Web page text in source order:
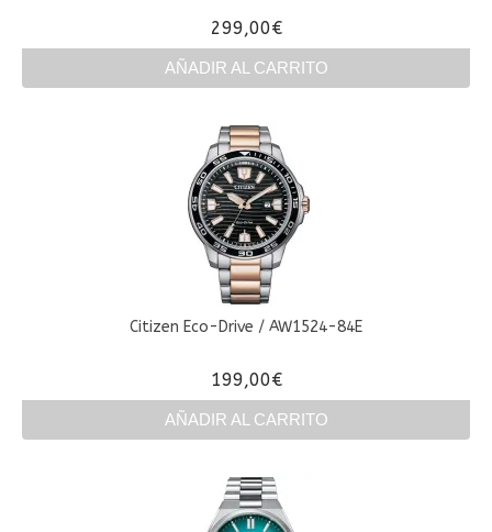
299,00€
AÑADIR AL CARRITO
Citizen Eco-Drive / AW1524-84E
199,00€
AÑADIR AL CARRITO